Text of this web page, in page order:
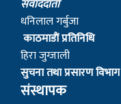
स‌ंवाददाता
धनिलाल गर्बुजा
काठमाडाैं प्रतिनिधि
हिरा जुग्जाली
सुचना तथा प्रसारण
संस्थापक